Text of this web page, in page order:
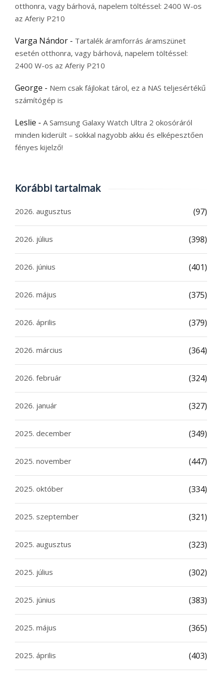
otthonra, vagy bárhová, napelem töltéssel: 2400 W-os
az Aferiy P210
Varga Nándor - Tartalék áramforrás áramszünet
esetén otthonra, vagy bárhová, napelem töltéssel:
2400 W-os az Aferiy P210
George - Nem csak fájlokat tárol, ez a NAS teljesértékű
számítógép is
Leslie - A Samsung Galaxy Watch Ultra 2 okosóráról
minden kiderült – sokkal nagyobb akku és elképesztően
fényes kijelző!
Korábbi tartalmak
2026. augusztus (97)
2026. július (398)
2026. június (401)
2026. május (375)
2026. április (379)
2026. március (364)
2026. február (324)
2026. január (327)
2025. december (349)
2025. november (447)
2025. október (334)
2025. szeptember (321)
2025. augusztus (323)
2025. július (302)
2025. június (383)
2025. május (365)
2025. április (403)